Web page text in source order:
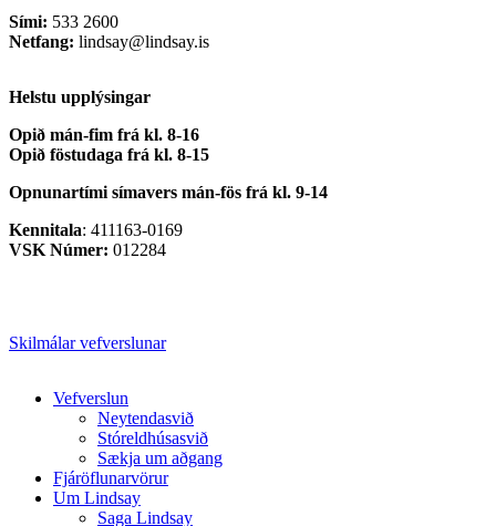
Sími: 533 2600
Netfang: lindsay@lindsay.is
Helstu upplýsingar
Opið mán-fim frá kl. 8-16
Opið föstudaga frá kl. 8-15
Opnunartími símavers mán-fös frá kl. 9-14
Kennitala: 411163-0169
VSK Númer: 012284
Skilmálar vefverslunar
Close
Vefverslun
Neytendasvið
Stóreldhúsasvið
Sækja um aðgang
Fjáröflunarvörur
Um Lindsay
Saga Lindsay